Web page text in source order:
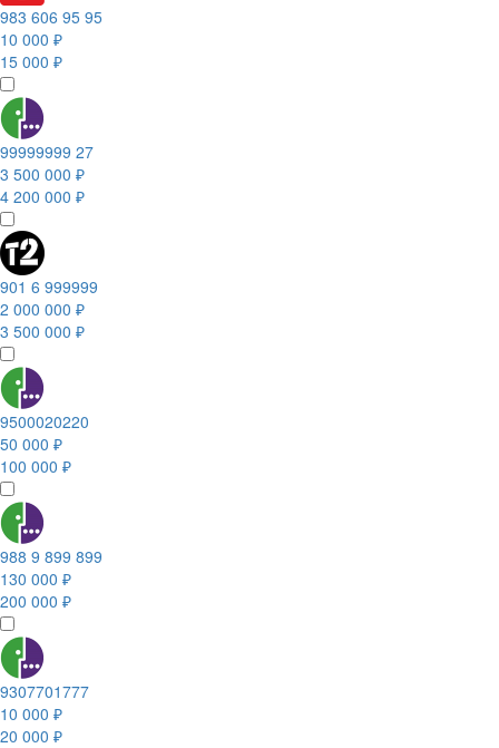
983 606 95 95
10 000 ₽
15 000 ₽
99999999 27
3 500 000 ₽
4 200 000 ₽
901 6 999999
2 000 000 ₽
3 500 000 ₽
9500020220
50 000 ₽
100 000 ₽
988 9 899 899
130 000 ₽
200 000 ₽
9307701777
10 000 ₽
20 000 ₽